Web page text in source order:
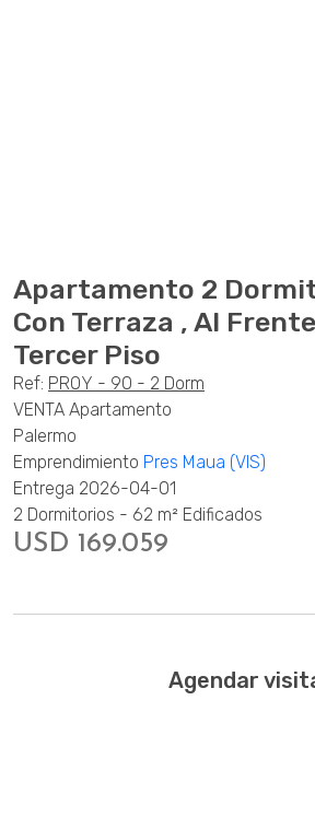
Apartamento 2
Con Terraza , Al
Tercer Piso
Ref: PROY - 90 - 2 Dorm
VENTA Apartamento
Palermo
Emprendimiento Pres Maua (VIS)
Entrega 2026-04-01
2 Dormitorios - 62 m² Edificados
USD 169.059
Agendar